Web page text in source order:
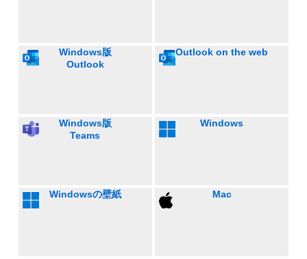
Windows版
Outlook
Outlook on the web
Windows版
Teams
Windows
Windowsの壁紙 Mac